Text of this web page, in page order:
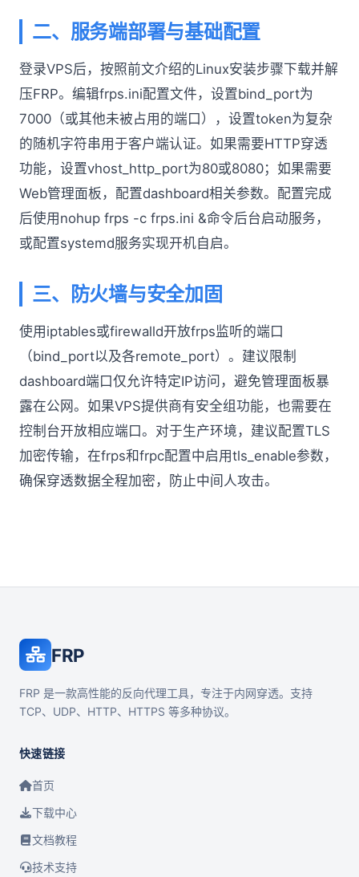
二、服务端部署与基础配置
登录VPS后，按照前文介绍的Linux安装步骤下载并解
压FRP。编辑frps.ini配置文件，设置bind_port为
7000（或其他未被占用的端口），设置token为复杂
的随机字符串用于客户端认证。如果需要HTTP穿透
功能，设置vhost_http_port为80或8080；如果需要
Web管理面板，配置dashboard相关参数。配置完成
后使用nohup frps -c frps.ini &命令后台启动服务，
或配置systemd服务实现开机自启。
三、防火墙与安全加固
使用iptables或firewalld开放frps监听的端口
（bind_port以及各remote_port）。建议限制
dashboard端口仅允许特定IP访问，避免管理面板暴
露在公网。如果VPS提供商有安全组功能，也需要在
控制台开放相应端口。对于生产环境，建议配置TLS
加密传输，在frps和frpc配置中启用tls_enable参数，
确保穿透数据全程加密，防止中间人攻击。
FRP
FRP 是一款高性能的反向代理工具，专注于内网穿透。支持
TCP、UDP、HTTP、HTTPS 等多种协议。
快速链接
首页
下载中心
文档教程
技术支持